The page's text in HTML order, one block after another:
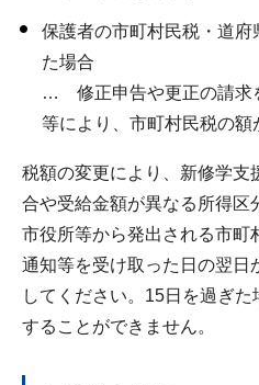
保護者の市町村民税・道
た場合
… 修正申告や更正の請求
等により、市町村民税の額
税額の変更により、新修学支
合や受給金額が異なる所得区
市役所等から発出される市町
通知等を受け取った日の翌日
してください。15日を過ぎ
することができません。